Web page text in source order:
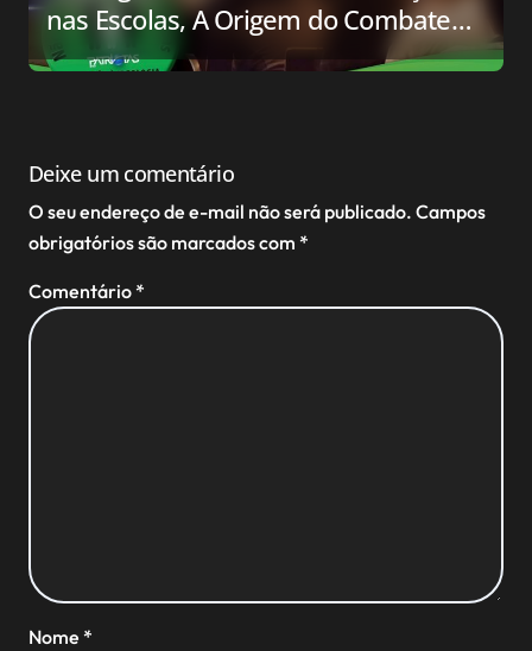
nas Escolas, A Origem do Combate
Contra essa Ideologia
Deixe um comentário
O seu endereço de e-mail não será publicado. Campos
obrigatórios são marcados com *
Comentário*
Nome *